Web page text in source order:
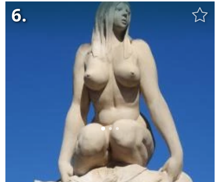
6.